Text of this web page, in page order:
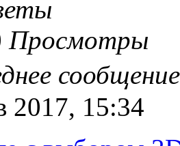
Просмотры
2017, 15:34